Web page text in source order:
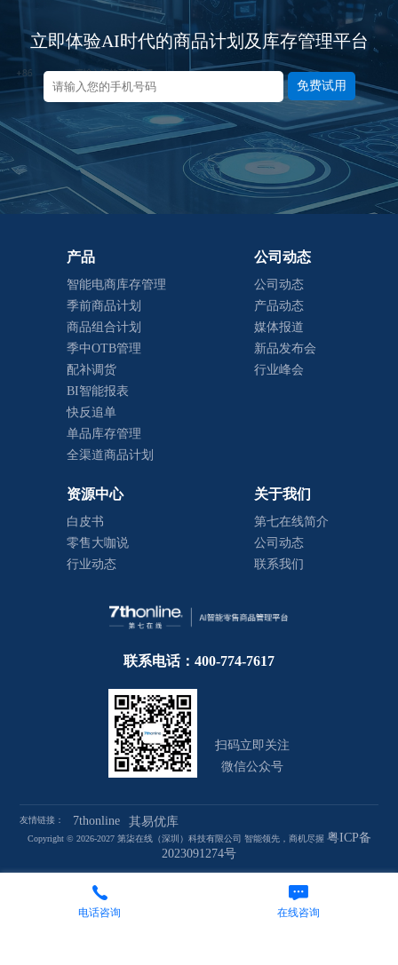
立即体验AI时代的商品计划及库存管理平台
免费试用
产品
智能电商库存管理
季前商品计划
商品组合计划
季中OTB管理
配补调货
BI智能报表
快反追单
单品库存管理
全渠道商品计划
公司动态
公司动态
产品动态
媒体报道
新品发布会
行业峰会
资源中心
白皮书
零售大咖说
行业动态
关于我们
第七在线简介
公司动态
联系我们
联系电话：400-774-7617
扫码立即关注
微信公众号
友情链接： 7thonline 其易优库
Copyright © 2026-2027 第柒在线（深圳）科技有限公司 智能领先，商机尽握 粤ICP备
2023091274号
电话咨询 在线咨询